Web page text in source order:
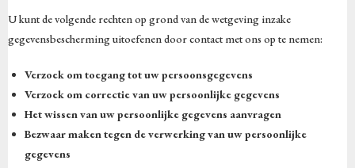
U kunt de volgende rechten op grond van de wetgeving inzake
gegevensbescherming uitoefenen door contact met ons op te nemen:
Verzoek om toegang tot uw persoonsgegevens
Verzoek om correctie van uw persoonlijke gegevens
Het wissen van uw persoonlijke gegevens aanvragen
Bezwaar maken tegen de verwerking van uw persoonlijke
gegevens